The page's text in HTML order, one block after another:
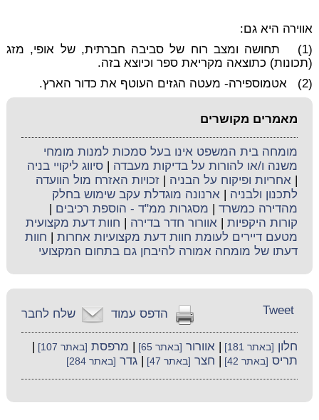
אווירה היא גם:
(1) תחושה ומצב רוח של סביבה חברתית, של אופי, מזג
(תכונות) כתוצאה מקריאת ספר וכיוצא בזה.
(2) אטמוספירה- מעטה הגזים העוטף את כדור הארץ.
מאמרים מקושרים
מומחה בית המשפט אינו בעל סמכות למנות מומחי
משנה ו/או להורות על בדיקות מעבדה |סיווג ליקויי בניה
|אחריות ופיקוח על הבניה |זכויות האזרח מול הוועדה
לתכנון ולבניה |ארנונה מוגדלת עקב שימוש בחלק
מהדירה כמשרד
מסגרות ממ"ד - הוספת רכיבים
קורות היקפיות |אוורור חדר בדירה
חוות דעת מקצועית
מטעם דיירים לעומת חוות דעת מקצועיות אחרות
חוות
דעתו של מומחה אמורה להיבחן גם בתחום המקצועי
שלח לחבר הדפס עמוד Tweet
חלון [באתר 181] |אוורור [באתר 65] מרפסת [באתר 107]
תריס [באתר 42] חצר [באתר 47] |גדר [באתר 284]